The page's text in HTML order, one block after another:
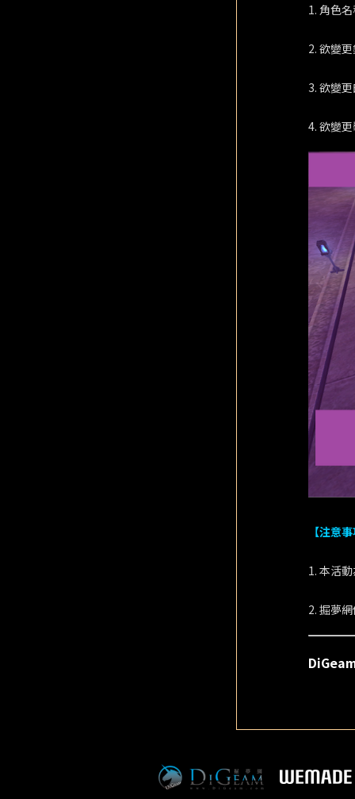
1. 角色
2. 欲變
3. 欲變
4. 欲變
【注意
1. 本活
2. 掘夢